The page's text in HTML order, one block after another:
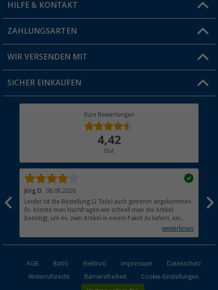
Vorteilskarte
Blog
Jobs & Karriere
HILFE & KONTAKT
FAQ & Kontakt
Versandinformationen
Rücksendung
ZAHLUNGSARTEN
WIR VERSENDEN MIT
SICHER EINKAUFEN
Eure Bewertungen
4,42
Gut
Jörg D. 08.08.2026
Leider ist die Bestellung (2 Teile) auch getrennt angekommen.
Ev. könnte man Nachfragen wie schnell man die Artikel
benötigt, um ev. zwei Artikel in einem Paket zu liefern, ein
weiterlesen
Ich
AGB BattG ElektroG Impressum
Datenschutz
Widerrufsrecht
Barrierefreiheit Cookie-Einstellungen